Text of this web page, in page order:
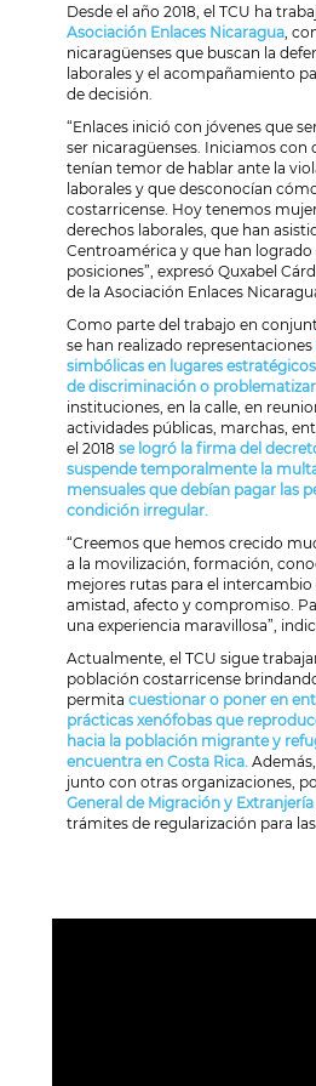
Desde el año 2018, el TCU ha
Asociación Enlaces Nicaragua ,
nicaragüenses que buscan la
laborales y el acompañamiento
de decisión.
“Enlaces inició con jóvenes que
ser nicaragüenses. Iniciamos con
tenían temor de hablar ante la
laborales y que desconocían
costarricense. Hoy tenemos
derechos laborales, que han
Centroamérica y que han logrado
posiciones”, expresó Quxabel
de la Asociación Enlaces
Como parte del trabajo en
se han realizado representaciones
simbólicas en lugares
de discriminación o
instituciones, en la calle, en
actividades públicas, marchas,
el 2018 se logró la firma del
suspende temporalmente la
mensuales que debían pagar las
condición irregular.
“Creemos que hemos crecido
a la movilización, formación,
mejores rutas para el
amistad, afecto y compromiso.
una experiencia maravillosa”,
Actualmente, el TCU sigue
población costarricense
permita cuestionar o poner en
prácticas xenófobas que
hacia la población migrante y
encuentra en Costa Rica.
junto con otras organizaciones,
General de Migración y Extranjería
trámites de regularización para